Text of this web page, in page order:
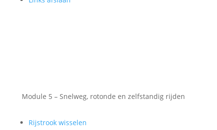
Module 5 – Snelweg, rotonde en zelfstandig rijden
Rijstrook wisselen